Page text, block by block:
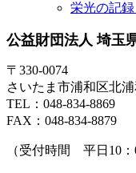
栄光の記録
公益財団法人 埼玉
〒330-0074
さいたま市浦和区北
TEL：048-834-8869
FAX：048-834-8879
（受付時間 平日10：